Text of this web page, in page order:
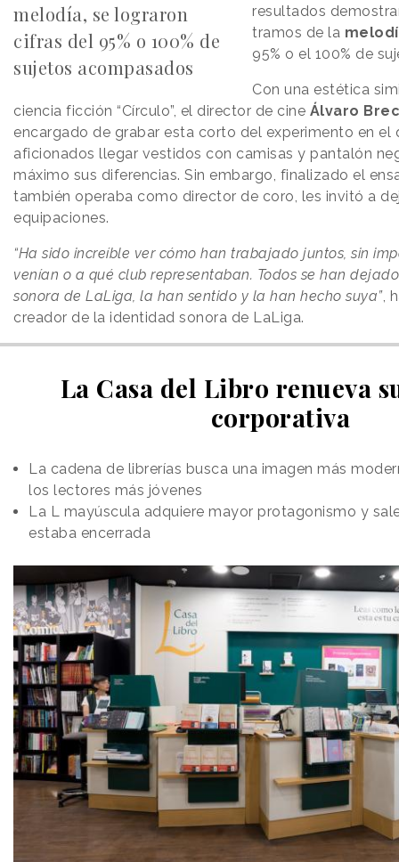
melodía, se lograron
cifras del 95% o 100% de
sujetos acompasados
resultados
tramos de la
95% o el 100% de
Con una estética
ciencia ficción “Círculo”, el director de cine Álvaro
encargado de grabar esta corto del experimento en el
aficionados llegar vestidos con camisas y pantalón
máximo sus diferencias. Sin embargo, finalizado el
también operaba como director de coro, les invitó a
equipaciones.
“Ha sido increíble ver cómo han trabajado juntos, sin
venían o a qué club representaban. Todos se han
sonora de LaLiga, la han sentido y la han hecho suya”,
creador de la identidad sonora de LaLiga.
La Casa del Libro renueva
corporativa
La cadena de librerías busca una imagen más
los lectores más jóvenes
La L mayúscula adquiere mayor protagonismo y
estaba encerrada